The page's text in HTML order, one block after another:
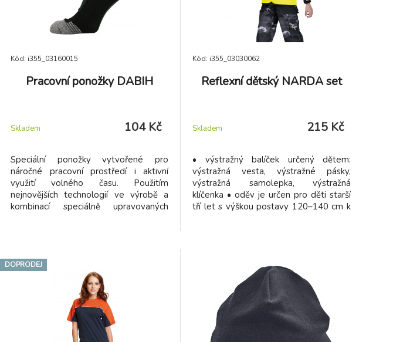
Kód: i355_03160015
Pracovní ponožky DABIH
Skladem 104 Kč
Speciální ponožky vytvořené pro
náročné pracovní prostředí i aktivní
využití volného času. Použitím
nejnovějších technologií ve výrobě a
kombinací speciálně upravovaných
vláken jsou vyvinuty ponožky DABIH.
odvod potu - dokonalou tepelnou
izolaci - velmi jemné šití špice -
elastickou bandáž proti posunu
ponožky v botě - polstrované zóny na
ochranu nohy proti otlakům a
puchýřům. Větrací kanálky zaručí ideální
klima i při extrémní zátěži.
Kód: i355_03030062
Reflexní dětský NARDA set
Skladem 215 Kč
• výstražný balíček určený dětem:
výstražná vesta, výstražné pásky,
výstražná samolepka, výstražná
klíčenka • oděv je určen pro děti starší
tří let s výškou postavy 120–140 cm k
nošení přes svrchní oblečení pro vizuální
DOPRODEJ